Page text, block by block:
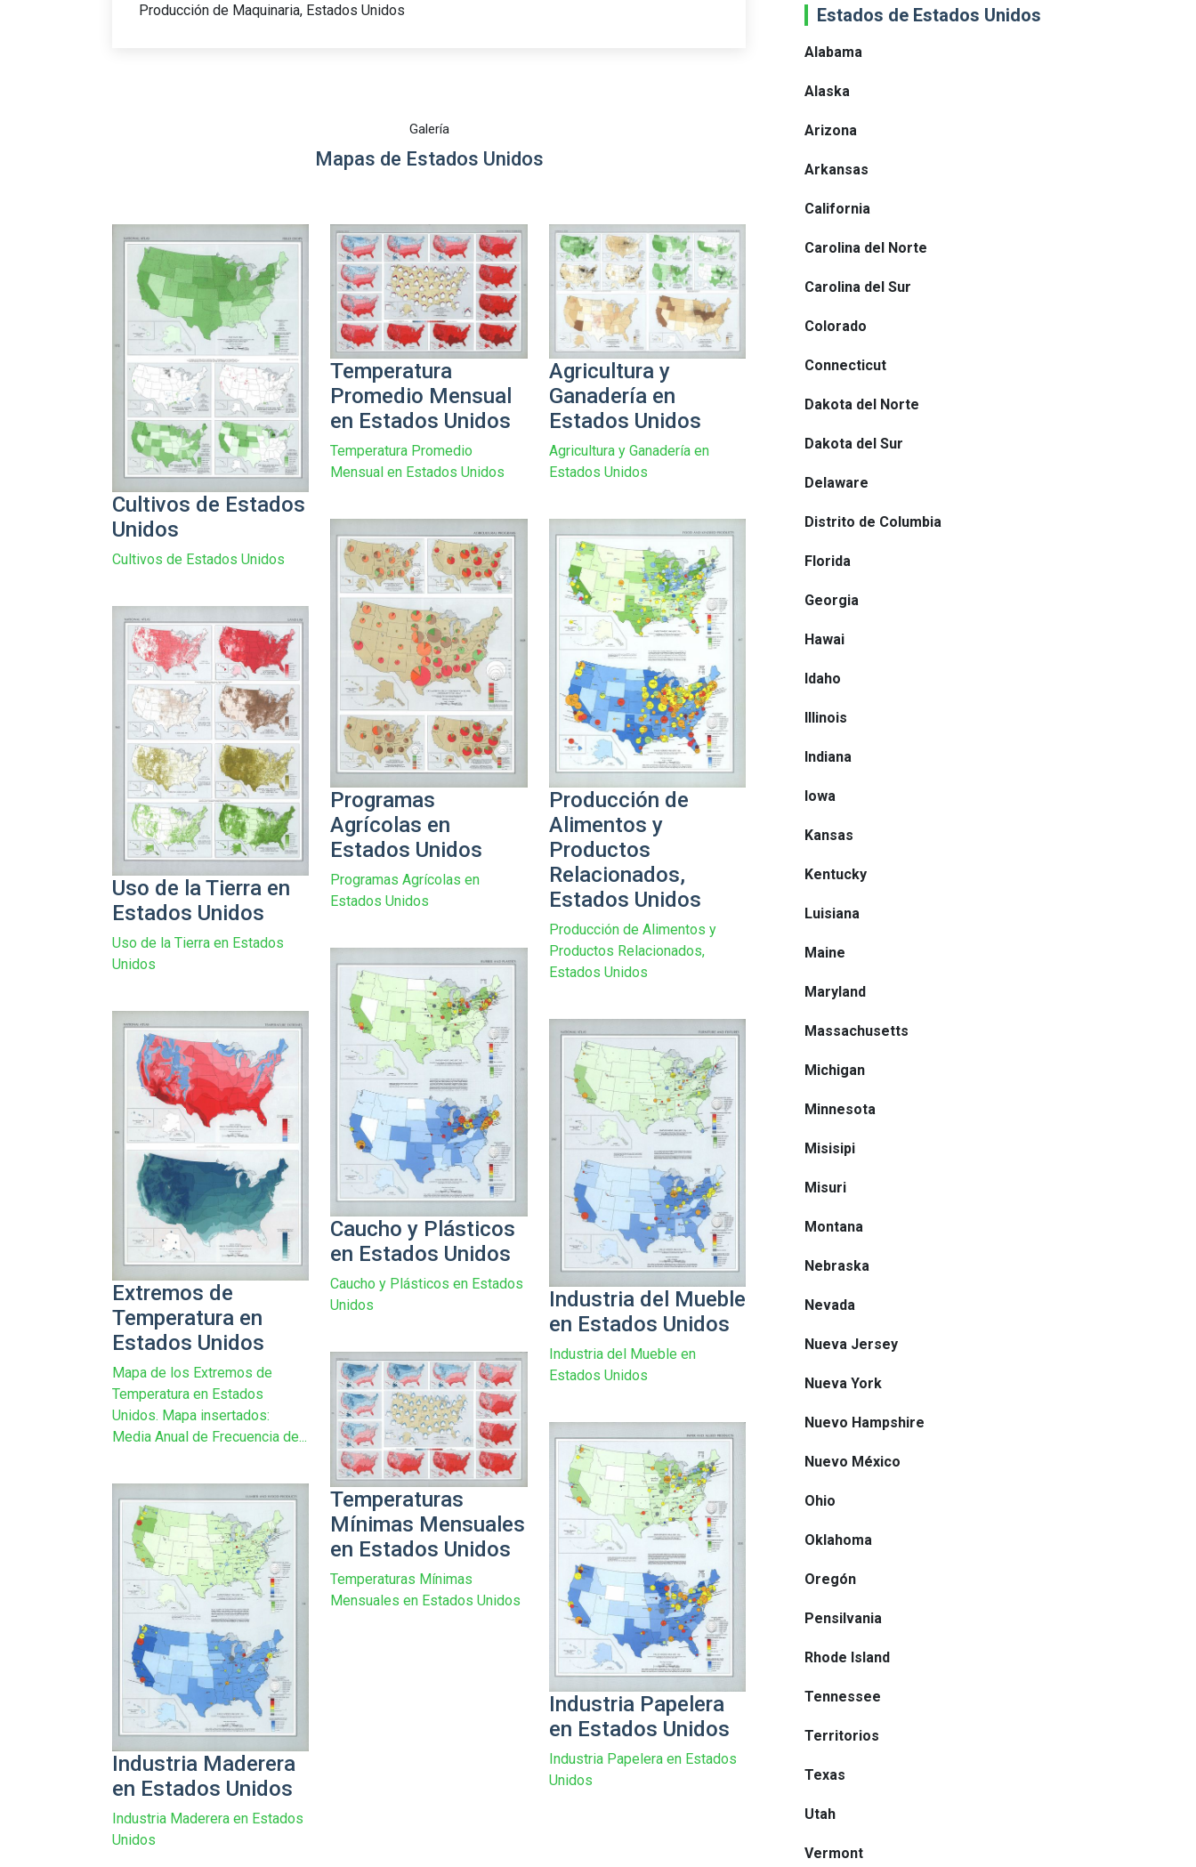
Producción de Maquinaria, Estados Unidos
Galería
Mapas de Estados Unidos
Cultivos de Estados
Unidos
Cultivos de Estados Unidos
Temperatura
Promedio Mensual
en Estados Unidos
Temperatura Promedio
Mensual en Estados Unidos
Agricultura y
Ganadería en
Estados Unidos
Agricultura y Ganadería en
Estados Unidos
Programas
Agrícolas en
Estados Unidos
Programas Agrícolas en
Estados Unidos
Producción de
Alimentos y
Productos
Relacionados,
Estados Unidos
Producción de Alimentos y
Productos Relacionados,
Estados Unidos
Uso de la Tierra en
Estados Unidos
Uso de la Tierra en Estados
Unidos
Caucho y Plásticos
en Estados Unidos
Caucho y Plásticos en Estados
Unidos
Extremos de
Temperatura en
Estados Unidos
Mapa de los Extremos de
Temperatura en Estados
Unidos. Mapa insertados:
Media Anual de Frecuencia de...
Industria del Mueble
en Estados Unidos
Industria del Mueble en
Estados Unidos
Temperaturas
Mínimas Mensuales
en Estados Unidos
Temperaturas Mínimas
Mensuales en Estados Unidos
Industria Papelera
en Estados Unidos
Industria Papelera en Estados
Unidos
Industria Maderera
en Estados Unidos
Industria Maderera en Estados
Unidos
Estados de Estados Unidos
Alabama
Alaska
Arizona
Arkansas
California
Carolina del Norte
Carolina del Sur
Colorado
Connecticut
Dakota del Norte
Dakota del Sur
Delaware
Distrito de Columbia
Florida
Georgia
Hawai
Idaho
Illinois
Indiana
Iowa
Kansas
Kentucky
Luisiana
Maine
Maryland
Massachusetts
Michigan
Minnesota
Misisipi
Misuri
Montana
Nebraska
Nevada
Nueva Jersey
Nueva York
Nuevo Hampshire
Nuevo México
Ohio
Oklahoma
Oregón
Pensilvania
Rhode Island
Tennessee
Territorios
Texas
Utah
Vermont